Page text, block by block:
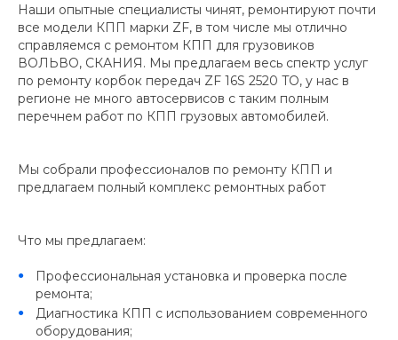
Наши опытные специалисты чинят, ремонтируют почти
все модели КПП марки ZF, в том числе мы отлично
справляемся с ремонтом КПП для грузовиков
ВОЛЬВО, СКАНИЯ. Мы предлагаем весь спектр услуг
по ремонту корбок передач ZF 16S 2520 TO, у нас в
регионе не много автосервисов с таким полным
перечнем работ по КПП грузовых автомобилей.
Мы собрали профессионалов по ремонту КПП и
предлагаем полный комплекс ремонтных работ
Что мы предлагаем:
Профессиональная установка и проверка после
ремонта;
Диагностика КПП с использованием современного
оборудования;